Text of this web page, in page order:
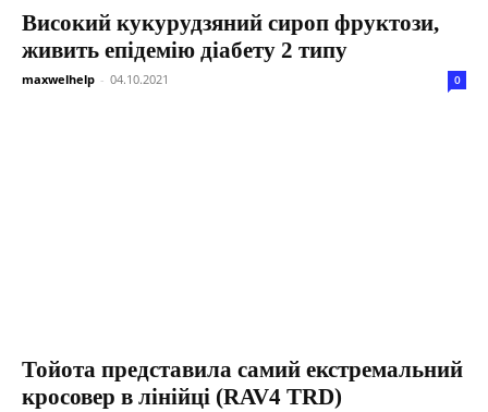
Високий кукурудзяний сироп фруктози,
живить епідемію діабету 2 типу
maxwelhelp - 04.10.2021 0
Тойота представила самий екстремальний
кросовер в лінійці (RAV4 TRD)